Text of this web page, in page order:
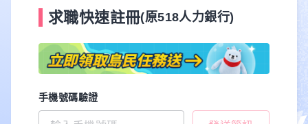
求職快速註冊(原518人力銀行)
手機號碼驗證